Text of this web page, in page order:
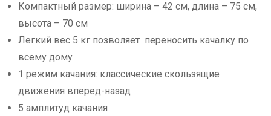
Компактный размер: ширина – 42 см, длина – 75 см,
высота – 70 см
Легкий вес 5 кг позволяет переносить качалку по
всему дому
1 режим качания: классические скользящие
движения вперед-назад
5 амплитуд качания